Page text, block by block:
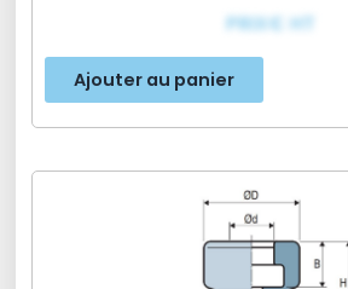
PRIX€ HT
Ajouter au panier